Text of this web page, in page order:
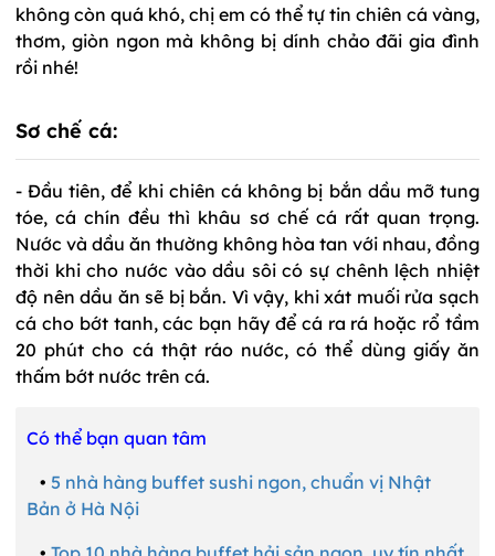
không còn quá khó, chị em có thể tự tin chiên cá vàng,
thơm, giòn ngon mà không bị dính chảo đãi gia đình
rồi nhé!
Sơ chế cá:
- Đầu tiên, để khi chiên cá không bị bắn dầu mỡ tung
tóe, cá chín đều thì khâu sơ chế cá rất quan trọng.
Nước và dầu ăn thường không hòa tan với nhau, đồng
thời khi cho nước vào dầu sôi có sự chênh lệch nhiệt
độ nên dầu ăn sẽ bị bắn. Vì vậy, khi xát muối rửa sạch
cá cho bớt tanh, các bạn hãy để cá ra rá hoặc rổ tầm
20 phút cho cá thật ráo nước, có thể dùng giấy ăn
thấm bớt nước trên cá.
Có thể bạn quan tâm
• 5 nhà hàng buffet sushi ngon, chuẩn vị Nhật
Bản ở Hà Nội